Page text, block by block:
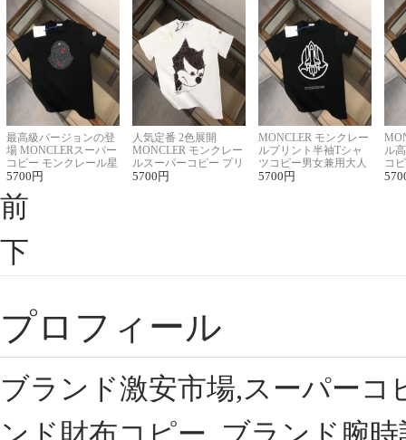
最高級バージョンの登
場 MONCLERスーパー
コピー モンクレール星
座半袖Tシャツ
5700 円
人気定番 2色展開
MONCLER モンクレー
ルスーパーコピー プリ
ント半袖Tシャツ
5700 円
MONCLER モンクレー
ルプリント半袖Tシャ
ツコピー男女兼用大人
可愛い春夏コーデ
5700 円
ル
コ
ィ
前
下
プロフィール
ブランド激安市場,スーパー